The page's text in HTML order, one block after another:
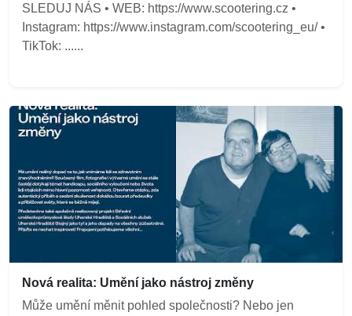
SLEDUJ NÁS • WEB: https://www.scootering.cz •
Instagram: https://www.instagram.com/scootering_eu/ •
TikTok: ......
Nová realita: Umění jako nástroj změny
Může umění měnit pohled společnosti? Nebo jen